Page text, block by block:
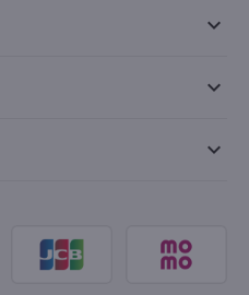
keyboard_arrow_down
keyboard_arrow_down
keyboard_arrow_down